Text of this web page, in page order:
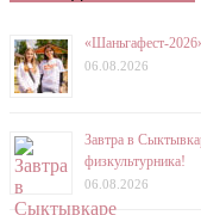
«Шаньгафест-
06.08.2026
Завтра в
физкультурника!
06.08.2026